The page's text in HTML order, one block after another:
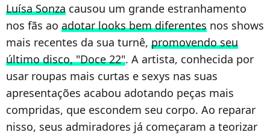
Luísa Sonza causou um grande estranhamento
nos fãs ao adotar looks bem diferentes nos shows
mais recentes da sua turnê, promovendo seu
último disco, "Doce 22". A artista, conhecida por
usar roupas mais curtas e sexys nas suas
apresentações acabou adotando peças mais
compridas, que escondem seu corpo. Ao reparar
nisso, seus admiradores já começaram a teorizar